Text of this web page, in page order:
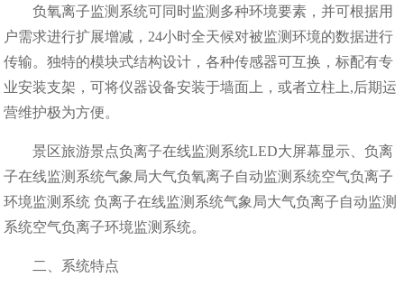
负氧离子监测系统可同时监测多种环境要素，并可根据用
户需求进行扩展增减，24小时全天候对被监测环境的数据进行
传输。独特的模块式结构设计，各种传感器可互换，标配有专
业安装支架，可将仪器设备安装于墙面上，或者立柱上,后期运
营维护极为方便。
景区旅游景点负离子在线监测系统LED大屏幕显示、负离
子在线监测系统气象局大气负氧离子自动监测系统空气负离子
环境监测系统 负离子在线监测系统气象局大气负离子自动监测
系统空气负离子环境监测系统。
二、系统特点